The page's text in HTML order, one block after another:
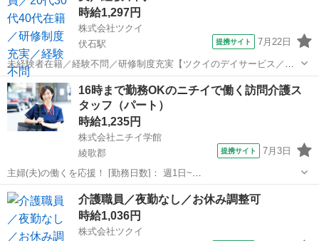
時給1,297円
株式会社ツクイ
伏石駅
提携サイト 7月22日
未経験者在籍／経験不問／研修制度充実【ツクイのデイサービス／生
活相談員求人】 通いの送迎付きの介護サービス！産休・育休取得実績
あり&子育てママ在籍中！ライフイベントにも柔軟に対応しています。
【仕事内容】 デイサービスで...
香川 高松市 伏石駅 介護
16時まで勤務OKのニチイで働く訪問介護ス
タッフ（パート）
時給1,235円
株式会社ニチイ学館
綾歌郡
提携サイト 7月3日
主婦(夫)の働くを応援！ [勤務日数]： 週1日~
10:00~16:00/09:00~15:00/08:00~12:00/09:00~17:00/10:00~18:00 月/
火/水/木/金/土/日 などから選べます [...
香川 ケアマネージャー
介護職員／夜勤なし／お休み調整可
時給1,036円
株式会社ツクイ